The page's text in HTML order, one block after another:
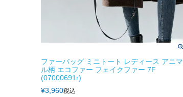
ファーバッグ ミニトート レディース アニマ
ル柄 エコファー フェイクファー 7F
(07000691r)
¥3,960税込